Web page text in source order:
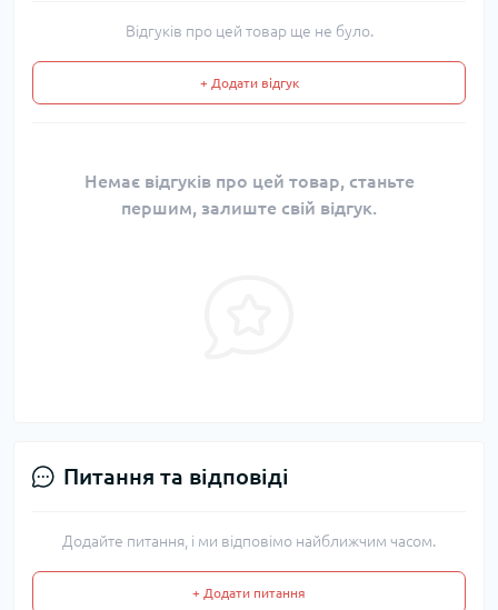
Відгуків про цей товар ще не було.
+ Додати відгук
Немає відгуків про цей товар, станьте
першим, залиште свій відгук.
Питання та відповіді
Додайте питання, і ми відповімо найближчим часом.
+ Додати питання